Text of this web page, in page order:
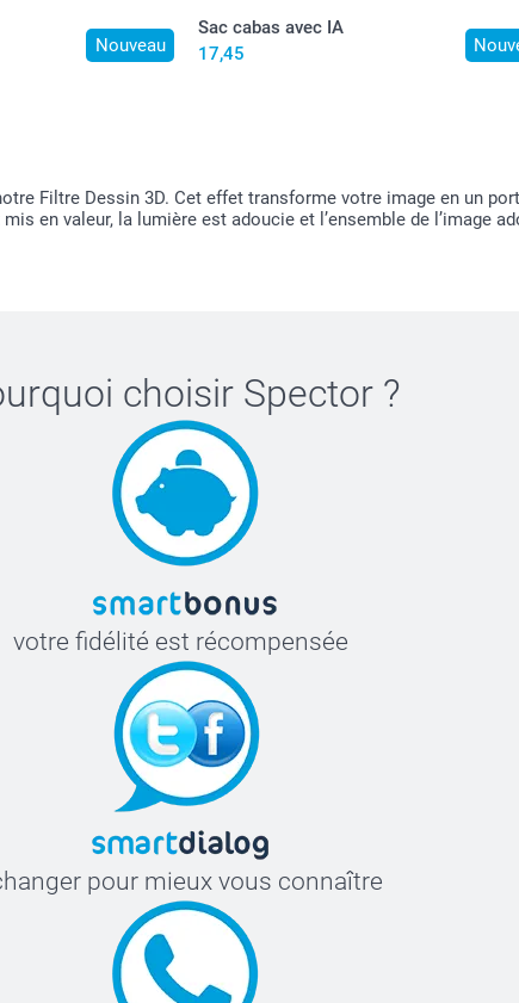
Nouveau
Sac cabas avec IA
17,45
Filtre Dessin 3D. Cet effet transforme votre image en un
en valeur, la lumière est adoucie et l’ensemble de l’image
choisir Spector?
votre fidélité est récompensée
pour mieux vous connaître